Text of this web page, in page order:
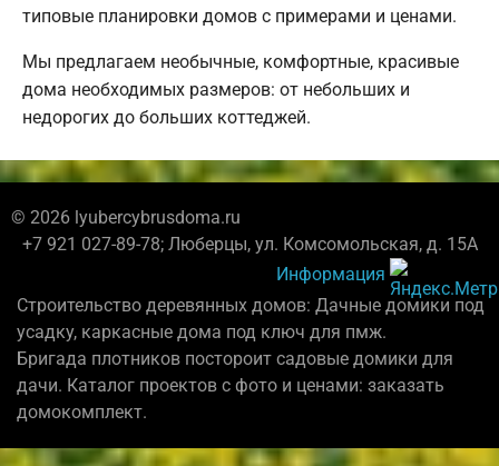
типовые планировки домов с примерами и ценами.
Мы предлагаем необычные, комфортные, красивые
дома необходимых размеров: от небольших и
недорогих до больших коттеджей.
© 2026 lyubercybrusdoma.ru
+7 921 027-89-78; Люберцы, ул. Комсомольская, д. 15А
Информация
Строительство деревянных домов: Дачные домики под
усадку, каркасные дома под ключ для пмж.
Бригада плотников постороит садовые домики для
дачи. Каталог проектов с фото и ценами: заказать
домокомплект.